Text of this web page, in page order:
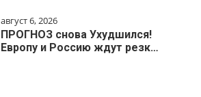
август 6, 2026
ПРОГНОЗ снова Ухудшился!
Европу и Россию ждут резк…